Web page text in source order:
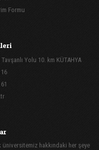
Formu
Yolu 10. km KÜTAHYA
hakkındaki her şeye